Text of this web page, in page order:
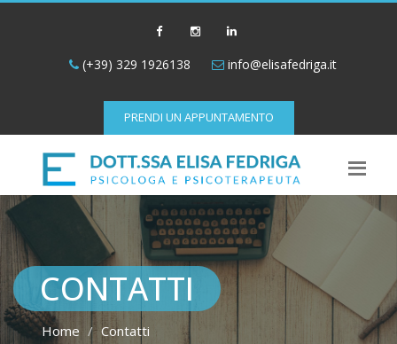
(+39) 329 1926138 info@elisafedriga.it
PRENDI UN APPUNTAMENTO
CONTATTI
Home Contatti